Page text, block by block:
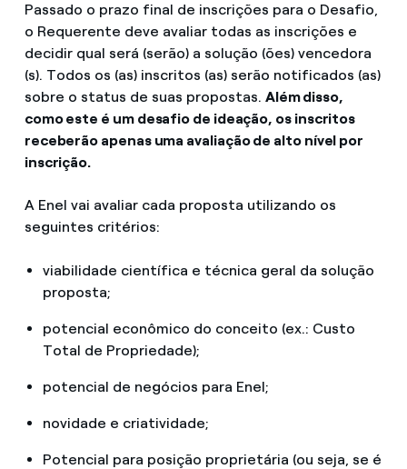
Passado o prazo final de inscrições para o Desafio,
o Requerente deve avaliar todas as inscrições e
decidir qual será (serão) a solução (ões) vencedora
(s). Todos os (as) inscritos (as) serão notificados (as)
sobre o status de suas propostas. Além disso,
como este é um desafio de ideação, os inscritos
receberão apenas uma avaliação de alto nível por
inscrição.
A Enel vai avaliar cada proposta utilizando os
seguintes critérios:
viabilidade científica e técnica geral da solução
proposta;
potencial econômico do conceito (ex.: Custo
Total de Propriedade);
potencial de negócios para Enel;
novidade e criatividade;
Potencial para posição proprietária (ou seja, se é